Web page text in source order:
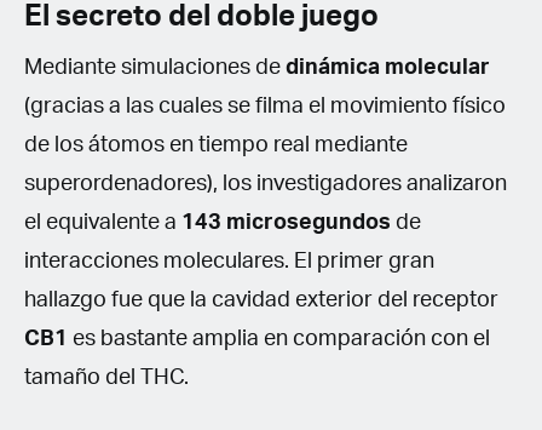
El secreto del doble juego
Mediante simulaciones de dinámica molecular
(gracias a las cuales se filma el movimiento físico
de los átomos en tiempo real mediante
superordenadores), los investigadores analizaron
el equivalente a 143 microsegundos de
interacciones moleculares. El primer gran
hallazgo fue que la cavidad exterior del receptor
CB1
es bastante amplia en comparación con el
tamaño del THC.